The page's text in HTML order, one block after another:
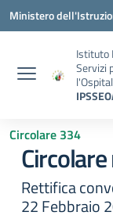
Vai ai contenuti
Vai al menu di
Vai al footer
Ministero
Istituto
Servizi
Circolare 334
Rettifica
22 Febbraio